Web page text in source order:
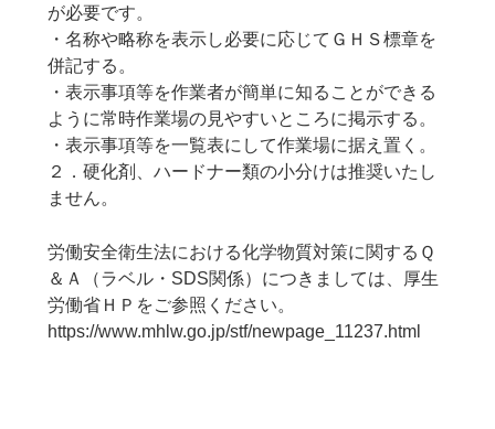
が必要です。
・名称や略称を表示し必要に応じてＧＨＳ標章を
併記する。
・表示事項等を作業者が簡単に知ることができる
ように常時作業場の見やすいところに掲示する。
・表示事項等を一覧表にして作業場に据え置く。
２．硬化剤、ハードナー類の小分けは推奨いたし
ません。
労働安全衛生法における化学物質対策に関するＱ
＆Ａ（ラベル・SDS関係）につきましては、厚生
労働省ＨＰをご参照ください。
https://www.mhlw.go.jp/stf/newpage_11237.html